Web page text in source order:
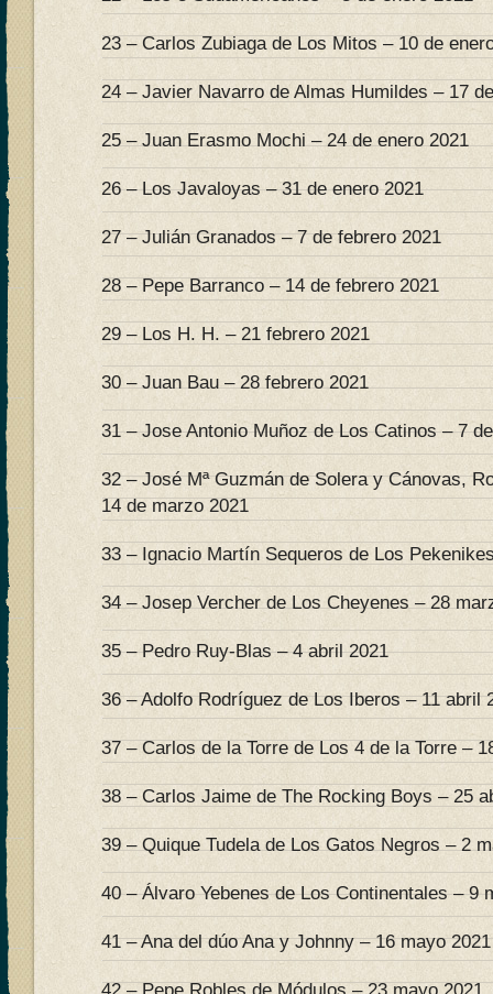
23 – Carlos Zubiaga de Los Mitos – 10 de
24 – Javier Navarro de Almas Humildes – 17
25 – Juan Erasmo Mochi – 24 de enero 2021
26 – Los Javaloyas – 31 de enero 2021
27 – Julián Granados – 7 de febrero 2021
28 – Pepe Barranco – 14 de febrero 2021
29 – Los H. H. – 21 febrero 2021
30 – Juan Bau – 28 febrero 2021
31 – Jose Antonio Muñoz de Los Catinos – 7
32 – José Mª Guzmán de Solera y Cánovas,
14 de marzo 2021
33 – Ignacio Martín Sequeros de Los
34 – Josep Vercher de Los Cheyenes – 28
35 – Pedro Ruy-Blas – 4 abril 2021
36 – Adolfo Rodríguez de Los Iberos – 11 abril
37 – Carlos de la Torre de Los 4 de la Torre –
38 – Carlos Jaime de The Rocking Boys – 25
39 – Quique Tudela de Los Gatos Negros – 2
40 – Álvaro Yebenes de Los Continentales – 9
41 – Ana del dúo Ana y Johnny – 16 mayo 2021